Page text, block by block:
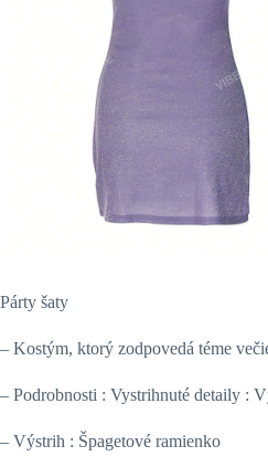
Párty šaty
– Kostým, ktorý zodpovedá téme
– Podrobnosti : Vystrihnuté detaily :
– Výstrih : Špagetové ramienko